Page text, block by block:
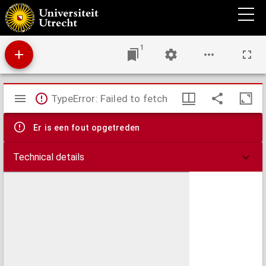
Les trois Rome : journal d'un voyage en Italie, accompagné 1. d'un plan de Rome
ancienne et moderne; 2. d'un plan de Rome souterraine ou des catacombes
1
Mirador
viewer
TypeError: Failed to fetch
Er is een fout opgetreden
Technical details